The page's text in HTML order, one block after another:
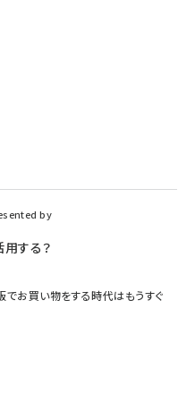
by
用する？
でお買い物をする時代はもうすぐ